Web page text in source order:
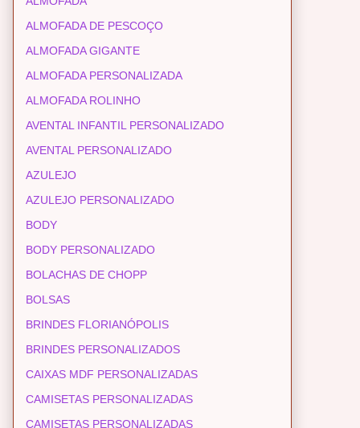
ALMOFADA DE PESCOÇO
ALMOFADA GIGANTE
ALMOFADA PERSONALIZADA
ALMOFADA ROLINHO
AVENTAL INFANTIL PERSONALIZADO
AVENTAL PERSONALIZADO
AZULEJO
AZULEJO PERSONALIZADO
BODY
BODY PERSONALIZADO
BOLACHAS DE CHOPP
BOLSAS
BRINDES FLORIANÓPOLIS
BRINDES PERSONALIZADOS
CAIXAS MDF PERSONALIZADAS
CAMISETAS PERSONALIZADAS
CAMISETAS PERSONALIZADAS